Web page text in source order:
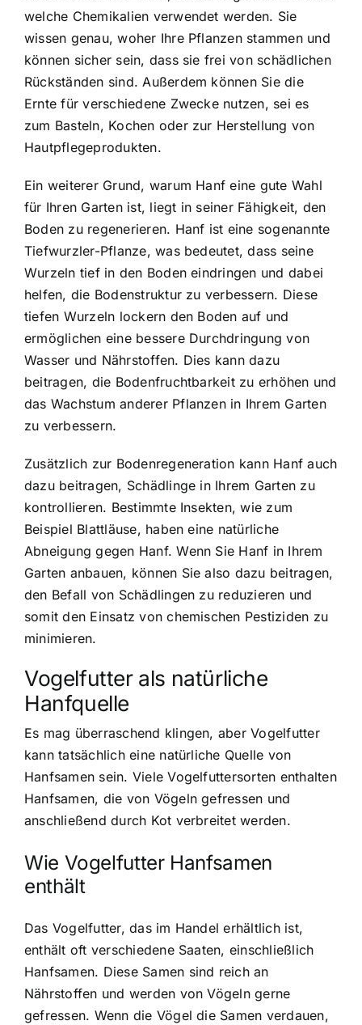
welche Chemikalien verwendet werden. Sie
wissen genau, woher Ihre Pflanzen stammen und
können sicher sein, dass sie frei von schädlichen
Rückständen sind. Außerdem können Sie die
Ernte für verschiedene Zwecke nutzen, sei es
zum Basteln, Kochen oder zur Herstellung von
Hautpflegeprodukten.
Ein weiterer Grund, warum Hanf eine gute Wahl
für Ihren Garten ist, liegt in seiner Fähigkeit, den
Boden zu regenerieren. Hanf ist eine sogenannte
Tiefwurzler-Pflanze, was bedeutet, dass seine
Wurzeln tief in den Boden eindringen und dabei
helfen, die Bodenstruktur zu verbessern. Diese
tiefen Wurzeln lockern den Boden auf und
ermöglichen eine bessere Durchdringung von
Wasser und Nährstoffen. Dies kann dazu
beitragen, die Bodenfruchtbarkeit zu erhöhen und
das Wachstum anderer Pflanzen in Ihrem Garten
zu verbessern.
Zusätzlich zur Bodenregeneration kann Hanf auch
dazu beitragen, Schädlinge in Ihrem Garten zu
kontrollieren. Bestimmte Insekten, wie zum
Beispiel Blattläuse, haben eine natürliche
Abneigung gegen Hanf. Wenn Sie Hanf in Ihrem
Garten anbauen, können Sie also dazu beitragen,
den Befall von Schädlingen zu reduzieren und
somit den Einsatz von chemischen Pestiziden zu
minimieren.
Vogelfutter als natürliche
Hanfquelle
Es mag überraschend klingen, aber Vogelfutter
kann tatsächlich eine natürliche Quelle von
Hanfsamen sein. Viele Vogelfuttersorten enthalten
Hanfsamen, die von Vögeln gefressen und
anschließend durch Kot verbreitet werden.
Wie Vogelfutter Hanfsamen
enthält
Das Vogelfutter, das im Handel erhältlich ist,
enthält oft verschiedene Saaten, einschließlich
Hanfsamen. Diese Samen sind reich an
Nährstoffen und werden von Vögeln gerne
gefressen. Wenn die Vögel die Samen verdauen,